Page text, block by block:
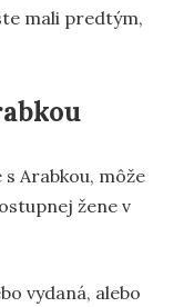
mali predtým,
s Arabkou, môže
žene v
vydaná, alebo